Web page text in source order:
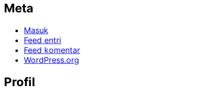
Meta
Masuk
Feed entri
Feed komentar
WordPress.org
Profil